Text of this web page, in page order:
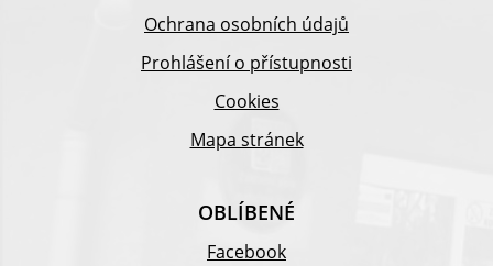
Ochrana osobních údajů
Prohlášení o přístupnosti
Cookies
Mapa stránek
OBLÍBENÉ
Facebook